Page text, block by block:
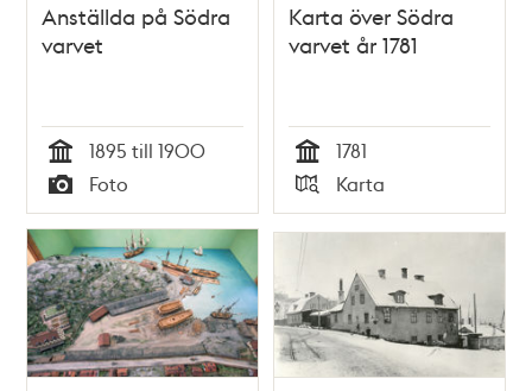
Anställda på Södra
varvet
Tid
1895 till 1900
Typ
Foto
Karta över Södra
varvet år 1781
Tid
1781
Typ
Karta